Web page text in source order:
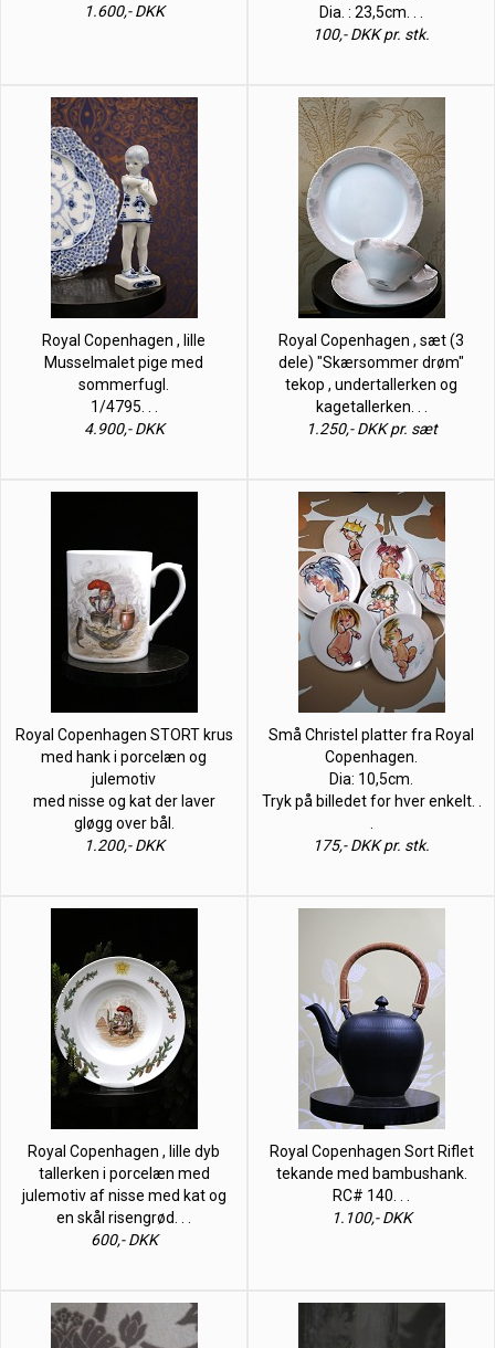
1.600,- DKK
Dia. : 23,5cm. . .
100,- DKK pr. stk.
Royal Copenhagen , lille
Musselmalet pige med
sommerfugl.
1/4795. . .
4.900,- DKK
Royal Copenhagen , sæt (3
dele) "Skærsommer drøm"
tekop , undertallerken og
kagetallerken. . .
1.250,- DKK pr. sæt
Royal Copenhagen STORT krus
med hank i porcelæn og
julemotiv
med nisse og kat der laver
gløgg over bål.
1.200,- DKK
Små Christel platter fra Royal
Copenhagen.
Dia: 10,5cm.
Tryk på billedet for hver enkelt. .
175,- DKK pr. stk.
Royal Copenhagen , lille dyb
tallerken i porcelæn med
julemotiv af nisse med kat og
en skål risengrød. . .
600,- DKK
Royal Copenhagen Sort Riflet
tekande med bambushank.
RC# 140. . .
1.100,- DKK